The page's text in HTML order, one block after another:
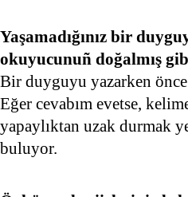
Yaşamadığınız bir
okuyucunuñ doğalmış
Bir duyguyu yazarken önce
Eğer cevabım evetse,
yapaylıktan uzak durmak
buluyor.